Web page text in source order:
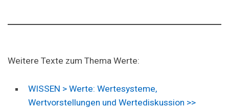
Weitere Texte zum Thema Werte:
WISSEN > Werte: Wertesysteme,
Wertvorstellungen und Wertediskussion >>